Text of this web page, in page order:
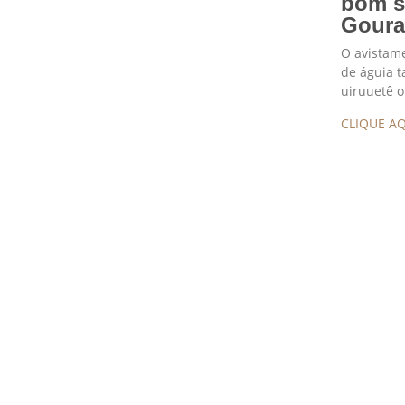
Goura
O
de águia
uiruuetê
CLIQUE